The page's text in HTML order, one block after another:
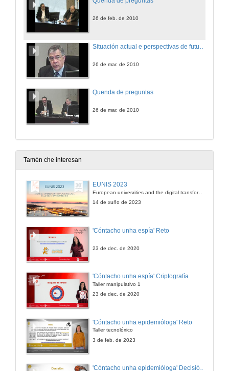
26 de feb. de 2010
26 de mar. de 2010
Quenda de preguntas
26 de mar. de 2010
Tamén che interesan
EUNIS 2023
European univesrities and the digital transformation: challenges and opportunities ahead
14 de xuño de 2023
'Cóntacho unha espía' Reto
23 de dec. de 2020
'Cóntacho unha espía' Criptografía
Taller manipulativo 1
23 de dec. de 2020
'Cóntacho unha epidemióloga' Reto
Taller tecnolóxico
3 de feb. de 2023
'Cóntacho unha epidemióloga' Decisións nun partido de baloncesto 4